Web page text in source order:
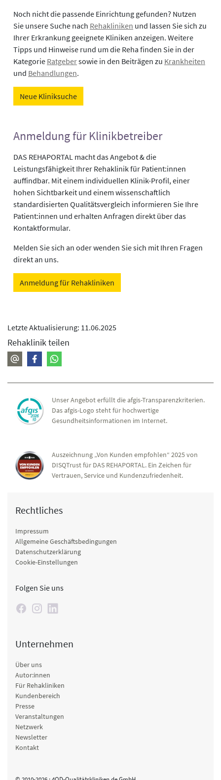
Noch nicht die passende Einrichtung gefunden? Nutzen
Sie unsere Suche nach Rehakliniken und lassen Sie sich zu
Ihrer Erkrankung geeignete Kliniken anzeigen. Weitere
Tipps und Hinweise rund um die Reha finden Sie in der
Kategorie Ratgebersowie in den Beiträgen zu Krankheiten
und Behandlungen.
Neue Kliniksuche
Anmeldung für Klinikbetreiber
DAS REHAPORTAL macht das Angebot & die
Leistungsfähigkeit Ihrer Rehaklinik für Patient:innen
auffindbar. Mit einem individuellen Klinik-Profil, einer
hohen Sichtbarkeit und einem wissenschaftlich
standardisierten Qualitätsvergleich informieren Sie Ihre
Patient:innen und erhalten Anfragen direkt über das
Kontaktformular.
Melden Sie sich an oder wenden Sie sich mit Ihren Fragen
direkt an uns.
Anmeldung für Rehakliniken
Letzte Aktualisierung: 11.06.2025
Rehaklinik teilen
Unser Angebot erfüllt die afgis-Transparenzkriterien.
Das afgis-Logo steht für hochwertige
Gesundheitsinformationen im Internet.
Auszeichnung „Von Kunden empfohlen“ 2025 von
DISQTrust für DAS REHAPORTAL. Ein Zeichen für
Vertrauen, Service und Kundenzufriedenheit.
Rechtliches
Impressum
Allgemeine Geschäftsbedingungen
Datenschutzerklärung
Cookie-Einstellungen
Folgen Sie uns
Unternehmen
Über uns
Autor:innen
Für Rehakliniken
Kundenbereich
Presse
Veranstaltungen
Netzwerk
Newsletter
Kontakt